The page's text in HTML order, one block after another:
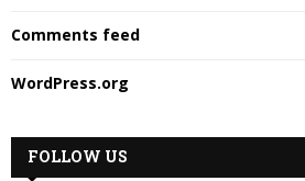
Comments feed
WordPress.org
FOLLOW US